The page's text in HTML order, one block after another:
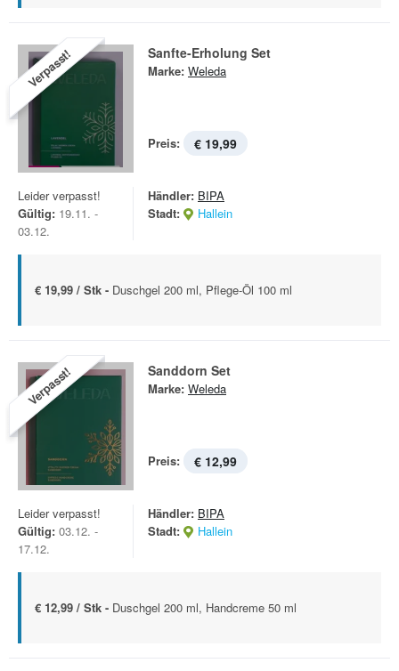
Verpasst! Sanfte-Erholung Set
Marke: Weleda
Preis: € 19,99
Leider verpasst!
Gültig: 19.11. -
03.12.
Händler: BIPA
Stadt:
Hallein
€ 19,99 / Stk - Duschgel 200 ml, Pflege-Öl 100 ml
Verpasst! Sanddorn Set
Marke: Weleda
Preis: € 12,99
Leider verpasst!
Gültig: 03.12. -
17.12.
Händler: BIPA
Stadt:
Hallein
€ 12,99 / Stk - Duschgel 200 ml, Handcreme 50 ml